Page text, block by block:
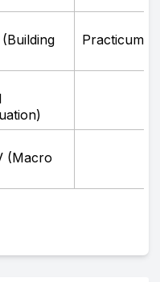
Practicum III
(Macro